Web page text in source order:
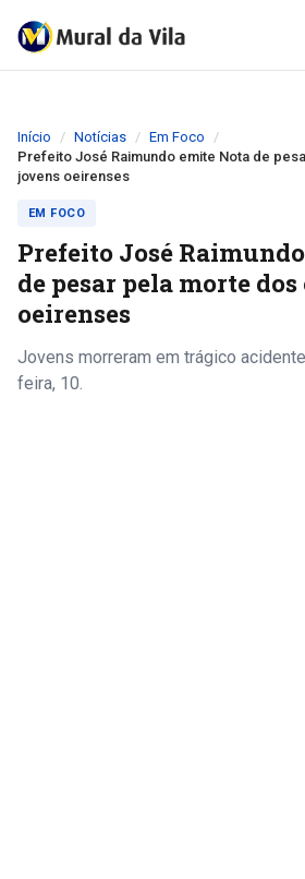
Início Notícias
Em Foco
Prefeito José Raimundo emite Nota de
jovens oeirenses
EM FOCO
Prefeito José
de pesar pela morte
oeirenses
Jovens morreram em trágico
feira, 10.